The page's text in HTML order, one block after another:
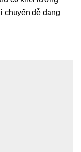
chuyển dễ dàng